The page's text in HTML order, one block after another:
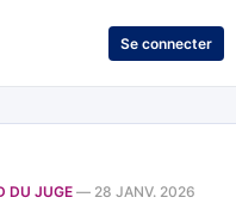
Se connecter
DU JUGE — 28 JANV. 2026